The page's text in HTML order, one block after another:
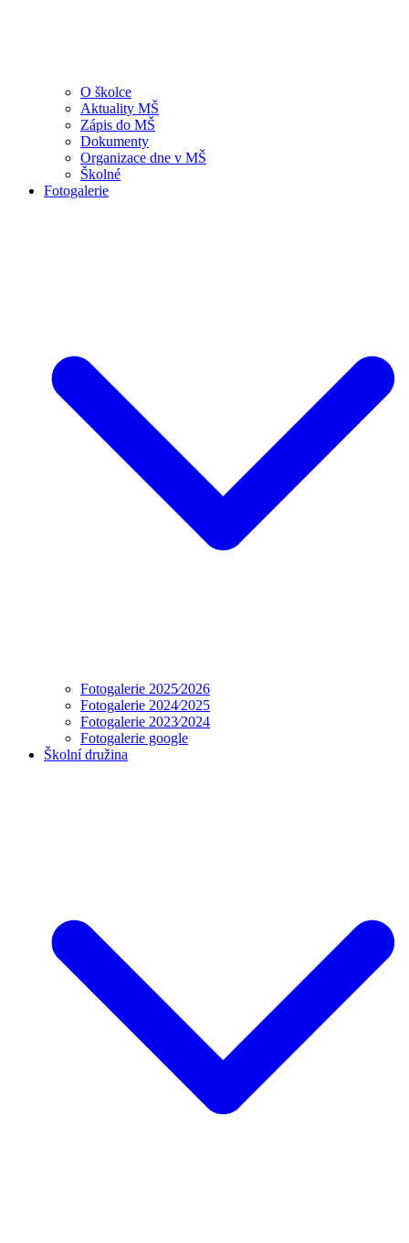
O školce
Aktuality MŠ
Zápis do MŠ
Dokumenty
Organizace dne v MŠ
Školné
Fotogalerie
Fotogalerie 2025⁄2026
Fotogalerie 2024⁄2025
Fotogalerie 2023⁄2024
Fotogalerie google
Školní družina